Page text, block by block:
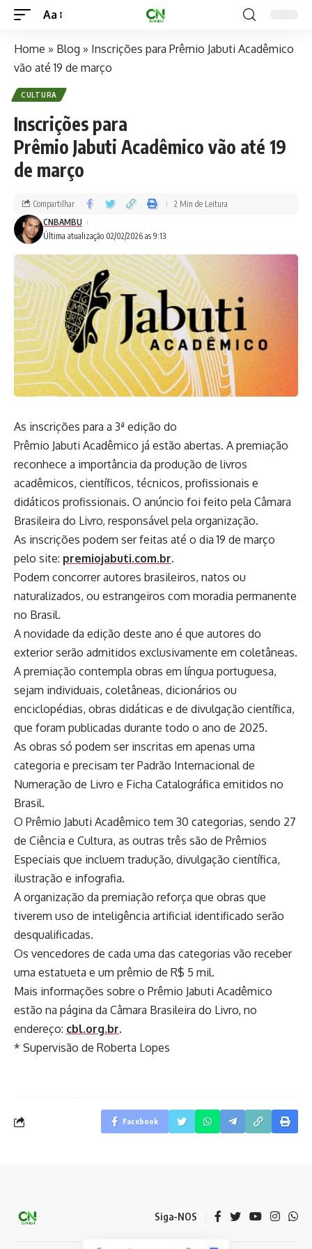
Aa
Home » Blog » Inscrições para Prêmio Jabuti Acadêmico
vão até 19 de março
CULTURA
Inscrições para
Prêmio Jabuti Acadêmico vão até 19
de março
Última atualização 02/02/2026 as 9:13
CNBAMBU
Compartilhar 2 Min de Leitura
As inscrições para a 3ª edição do
Prêmio Jabuti Acadêmico já estão abertas. A premiação
reconhece a importância da produção de livros
acadêmicos, científicos, técnicos, profissionais e
didáticos profissionais. O anúncio foi feito pela Câmara
Brasileira do Livro, responsável pela organização.
As inscrições podem ser feitas até o dia 19 de março
pelo site: premiojabuti.com.br.
Podem concorrer autores brasileiros, natos ou
naturalizados, ou estrangeiros com moradia permanente
no Brasil.
A novidade da edição deste ano é que autores do
exterior serão admitidos exclusivamente em coletâneas.
A premiação contempla obras em língua portuguesa,
sejam individuais, coletâneas, dicionários ou
enciclopédias, obras didáticas e de divulgação científica,
que foram publicadas durante todo o ano de 2025.
As obras só podem ser inscritas em apenas uma
categoria e precisam ter Padrão Internacional de
Numeração de Livro e Ficha Catalográfica emitidos no
Brasil.
O Prêmio Jabuti Acadêmico tem 30 categorias, sendo 27
de Ciência e Cultura, as outras três são de Prêmios
Especiais que incluem tradução, divulgação científica,
ilustração e infografia.
A organização da premiação reforça que obras que
tiverem uso de inteligência artificial identificado serão
desqualificadas.
Os vencedores de cada uma das categorias vão receber
uma estatueta e um prêmio de R$ 5 mil.
Mais informações sobre o Prêmio Jabuti Acadêmico
estão na página da Câmara Brasileira do Livro, no
endereço: cbl.org.br.
* Supervisão de Roberta Lopes
Facebook
Siga-NOS